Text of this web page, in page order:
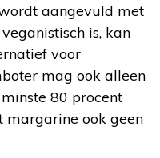
aangevuld met
is, kan
voor
mag ook alleen
80 procent
margarine ook geen